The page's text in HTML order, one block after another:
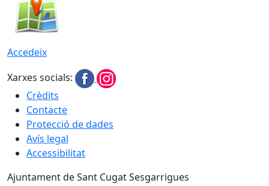
Accedeix
Xarxes socials:
Crèdits
Contacte
Protecció de dades
Avís legal
Accessibilitat
Ajuntament de Sant Cugat Sesgarrigues